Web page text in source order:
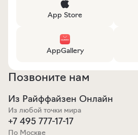
App Store
AppGallery
Позвоните нам
Из Райффайзен Онлайн
Из любой точки мира
+7 495 777-17-17
По Москве